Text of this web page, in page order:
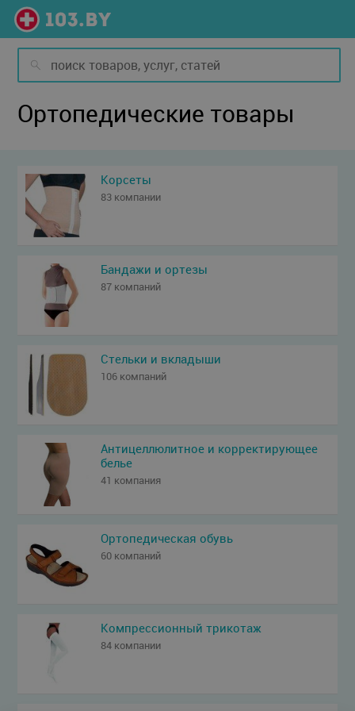
Ортопедические товары
Корсеты
83 компании
Бандажи и ортезы
87 компаний
Стельки и вкладыши
106 компаний
Антицеллюлитное и корректирующее
белье
41 компания
Ортопедическая обувь
60 компаний
Компрессионный трикотаж
84 компании